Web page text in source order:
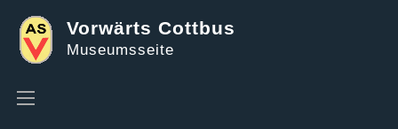
Vorwärts Cottbus
Museumsseite